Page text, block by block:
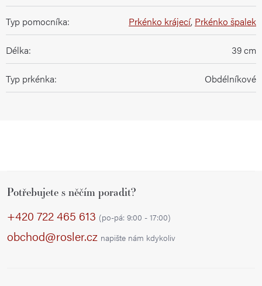
Typ pomocníka: Prkénko krájecí, Prkénko špalek
Délka: 39 cm
Typ prkénka: Obdélníkové
Potřebujete s něčím poradit?
+420 722 465 613 (po-pá: 9:00 - 17:00)
obchod@rosler.cz napište nám kdykoliv